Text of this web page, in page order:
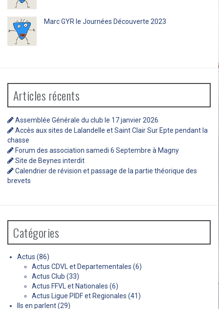
Marc GYR le Journées Découverte 2023
Articles récents
Assemblée Générale du club le 17 janvier 2026
Accès aux sites de Lalandelle et Saint Clair Sur Epte pendant la
chasse
Forum des association samedi 6 Septembre à Magny
Site de Beynes interdit
Calendrier de révision et passage de la partie théorique des
brevets
Catégories
Actus (86)
Actus CDVL et Departementales (6)
Actus Club (33)
Actus FFVL et Nationales (6)
Actus Ligue PIDF et Regionales (41)
Ils en parlent(29)